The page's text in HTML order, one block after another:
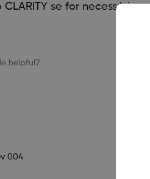
CLARITY se for necessário.
helpful?
004